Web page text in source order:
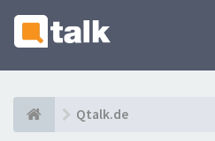
Qtalk.de